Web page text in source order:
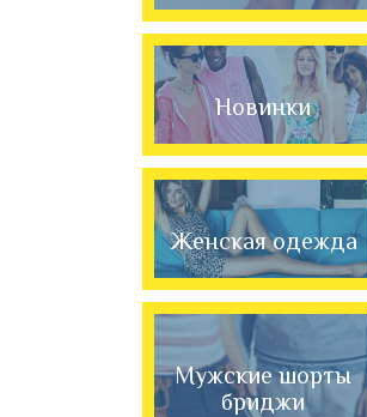
Новинки
Женская одежда
Мужские шорты
бриджи